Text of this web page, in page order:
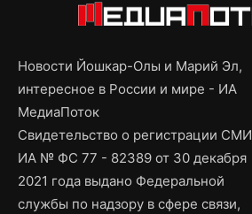
Новости Йошкар-Олы и Марий Эл,
интересное в России и мире - ИА
МедиаПоток
Свидетельство о регистрации СМИ
ИА № ФС 77 - 82389 от 30 декабря
2021 года выдано Федеральной
службы по надзору в сфере связи,